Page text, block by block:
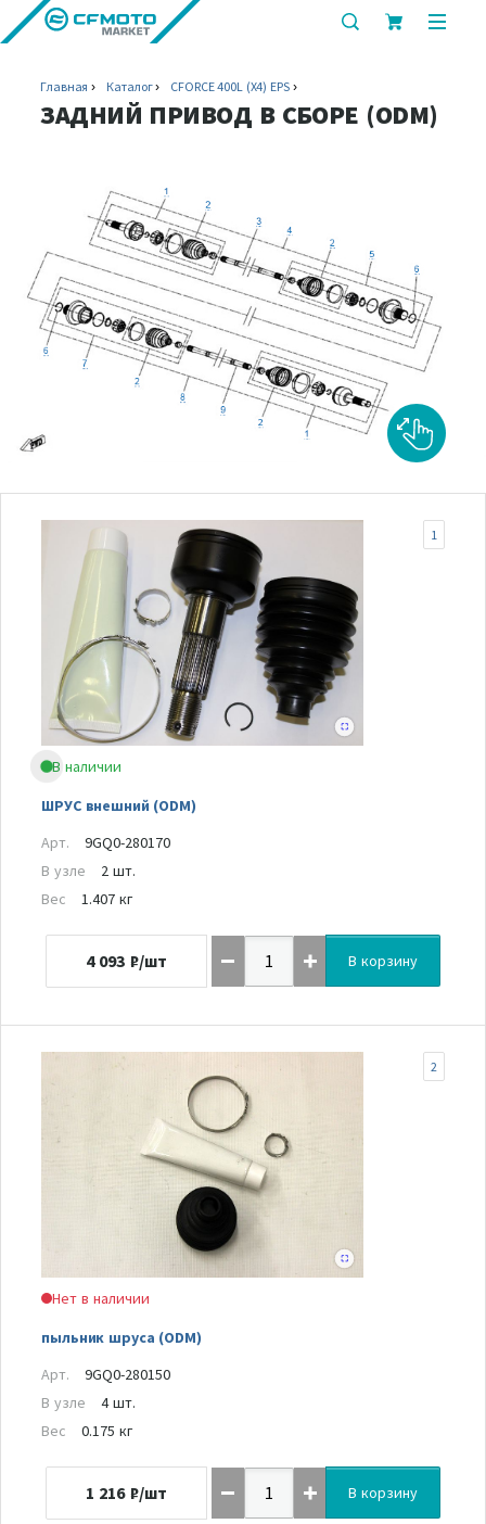
показать
поиска
меню
Главная Каталог CFORCE 400L (X4) EPS
ЗАДНИЙ ПРИВОД В СБОРЕ (ODM)
В наличии
ШРУС внешний (ODM)
1
Арт.
9GQ0-280170
В узле
2 шт.
Вес
1.407 кг
4 093 ₽/шт В корзину
Нет в наличии
пыльник шруса (ODM)
2
Арт.
9GQ0-280150
В узле
4 шт.
Вес
0.175 кг
1 216 ₽/шт В корзину